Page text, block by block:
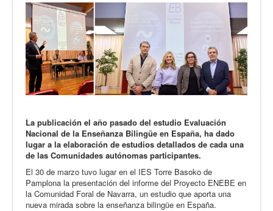
La publicación el año pasado del estudio Evaluación
Nacional de la Enseñanza Bilingüe en España, ha dado
lugar a la elaboración de estudios detallados de cada una
de las Comunidades autónomas participantes.
El 30 de marzo tuvo lugar en el IES Torre Basoko de
Pamplona la presentación del informe del Proyecto ENEBE en
la Comunidad Foral de Navarra, un estudio que aporta una
nueva mirada sobre la enseñanza bilingüe en España.